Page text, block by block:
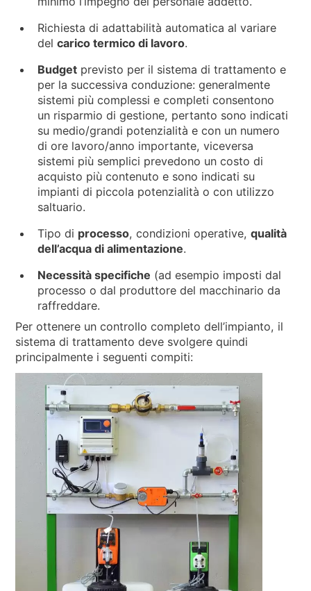
Richiesta di adattabilità automatica al variare
delcarico termico di lavoro.
Budget previsto per il sistema di trattamento e
per la successiva conduzione: generalmente
sistemi più complessi e completi consentono
un risparmio di gestione, pertanto sono indicati
su medio/grandi potenzialità e con un numero
di ore lavoro/anno importante, viceversa
sistemi più semplici prevedono un costo di
acquisto più contenuto e sono indicati su
impianti di piccola potenzialità o con utilizzo
saltuario.
Tipo di processo, condizioni operative,qualità
dell’acqua di alimentazione.
Necessità specifiche (ad esempio imposti dal
processo o dal produttore del macchinario da
raffreddare.
Per ottenere un controllo completo dell’impianto, il
sistema di trattamento deve svolgere quindi
principalmente i seguenti compiti: